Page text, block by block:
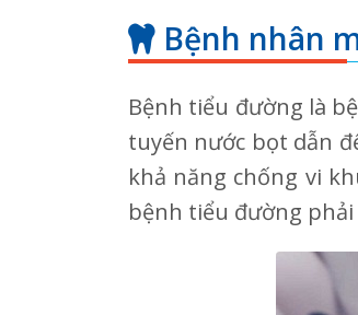
Bệnh nhân
Bệnh tiểu đường là
tuyến nước bọt dẫn
khả năng chống vi
bệnh tiểu đường